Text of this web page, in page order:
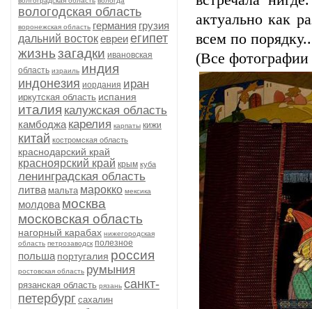
вологодская область
воронежская область германия грузия
дальний востокевреиегипет
жизньзагадки ивановская
область израиль индия
индонезия иордания иран
иркутская область испания
италия калужская область
камбоджа карелия карпаты кижи
китай костромская область
краснодарский край
красноярский край крым куба
ленинградская область
литва мальта марокко мексика
молдова москва
московская область
нагорный карабах нижегородская
область петрозаводск полезное
польша португалия россия
ростовская область румыния
рязанская область рязань санкт-
петербург сахалин
актуально как
всем по
(Все фотографии